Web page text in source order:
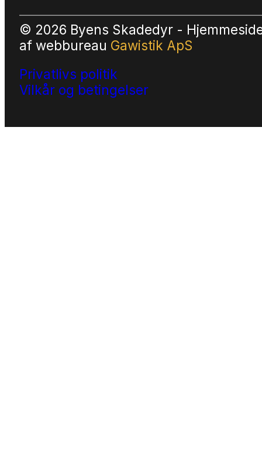
© 2026 Byens Skadedyr -
af webbureau Gawistik ApS
Privatlivs politik
Vilkår og betingelser